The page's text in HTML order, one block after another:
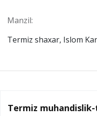
Manzil:
Termiz shaxar, Islom
Termiz